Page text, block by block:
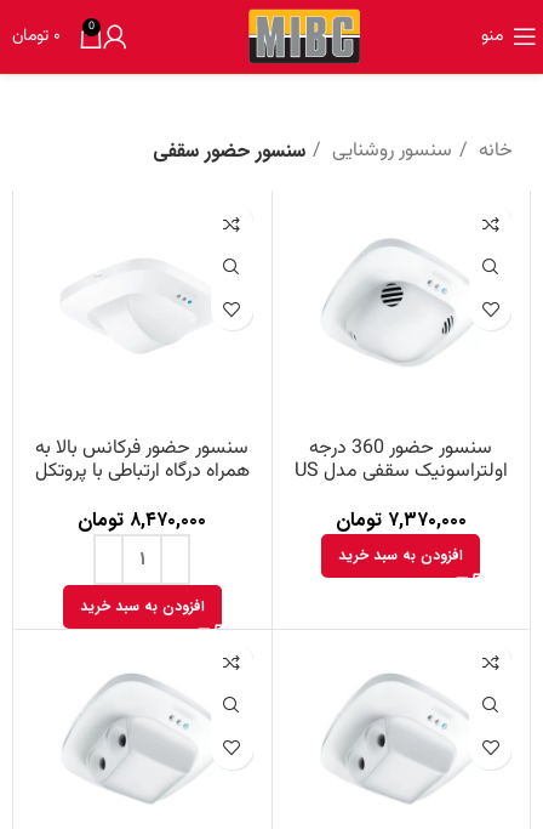
منو 0 ۰ تومان
خانه سنسور روشنایی سنسور حضور سقفی
سنسور حضور 360 درجه
اولتراسونیک سقفی مدل US
۷,۳۷۰,۰۰۰ تومان
افزودن به سبد خرید
سنسور حضور فرکانس بالا به
همراه درگاه ارتباطی با پروتکل
ساخت Steinel
۸,۴۷۰,۰۰۰ تومان
افزودن به سبد خرید